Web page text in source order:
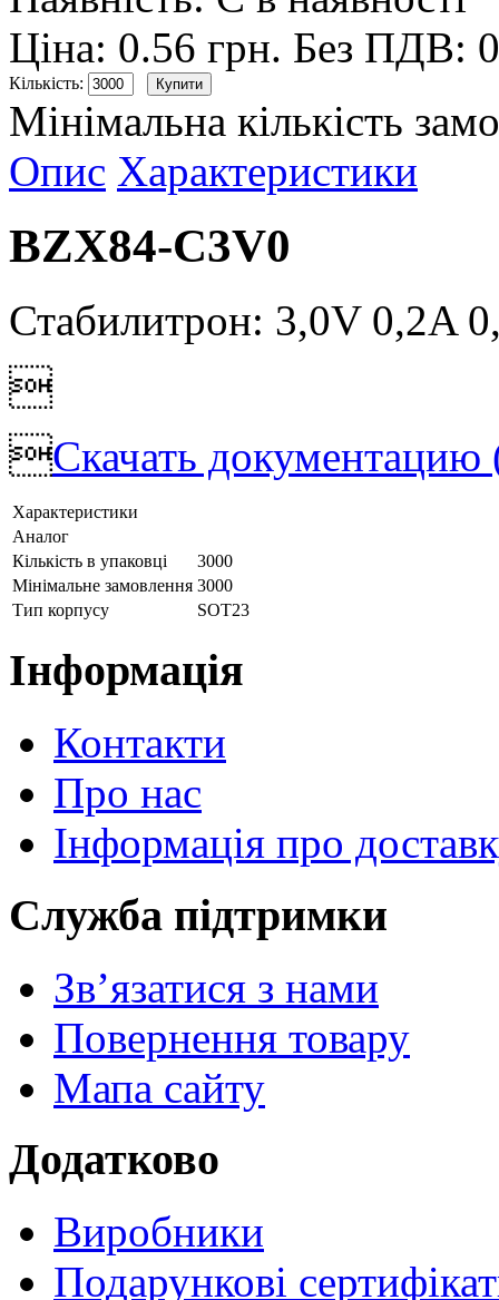
Ціна: 0.56 грн. Без ПДВ:
Кількість:
Мінімальна кількість
Опис Характеристики
BZX84-C3V0
Стабилитрон: 3,0V 0,2A

Скачать
Характеристики
Аналог
Кількість в упаковці
3000
Мінімальне замовлення 3000
Тип корпусу
SOT23
Інформація
Контакти
Про нас
Інформація про
Служба підтримки
Зв’язатися з нами
Повернення товару
Мапа сайту
Додатково
Виробники
Подарункові